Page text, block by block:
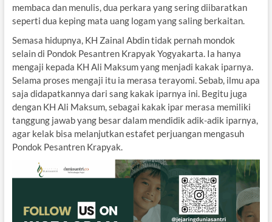
membaca dan menulis, dua perkara yang sering diibaratkan
seperti dua keping mata uang logam yang saling berkaitan.
Semasa hidupnya, KH Zainal Abdin tidak pernah mondok
selain di Pondok Pesantren Krapyak Yogyakarta. Ia hanya
mengaji kepada KH Ali Maksum yang menjadi kakak iparnya.
Selama proses mengaji itu ia merasa terayomi. Sebab, ilmu apa
saja didapatkannya dari sang kakak iparnya ini. Begitu juga
dengan KH Ali Maksum, sebagai kakak ipar merasa memiliki
tanggung jawab yang besar dalam mendidik adik-adik iparnya,
agar kelak bisa melanjutkan estafet perjuangan mengasuh
Pondok Pesantren Krapyak.